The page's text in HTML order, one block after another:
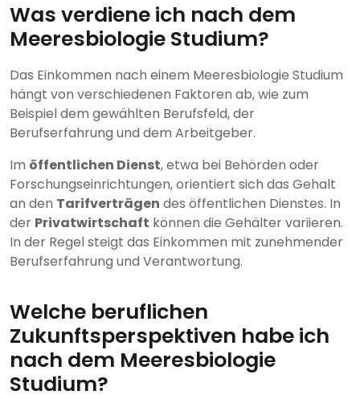
Was verdiene ich nach dem
Meeresbiologie Studium?
Das Einkommen nach einem Meeresbiologie Studium
hängt von verschiedenen Faktoren ab, wie zum
Beispiel dem gewählten Berufsfeld, der
Berufserfahrung und dem Arbeitgeber.
Im öffentlichen Dienst, etwa bei Behörden oder
Forschungseinrichtungen, orientiert sich das Gehalt
an den Tarifverträgen des öffentlichen Dienstes. In
der Privatwirtschaft können die Gehälter variieren.
In der Regel steigt das Einkommen mit zunehmender
Berufserfahrung und Verantwortung.
Welche beruflichen
Zukunftsperspektiven habe ich
nach dem Meeresbiologie
Studium?